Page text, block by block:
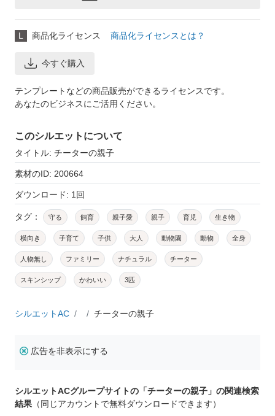
L 商品化ライセンス 商品化ライセンスとは？
今すぐ購入
テンプレートなどの商品販売ができるライセンスです。
あなたのビジネスにご活用ください。
このシルエットについて
タイトル: チーターの親子
素材のID: 200664
ダウンロード: 1回
タグ： 守る 飼育 親子愛 親子 育児 生き物
横向き 子育て 子供 大人 動物園 動物 全身
人物無し ファミリー ナチュラル チーター
スキンシップ かわいい 3匹
シルエットAC チーターの親子
広告を非表示にする
シルエットACグループサイトの「チーターの親子」の関連検索
結果 （同じアカウントで無料ダウンロードできます）